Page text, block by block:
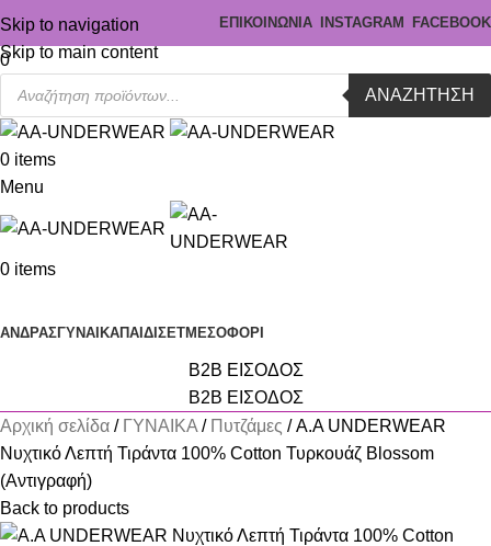
Skip to navigation
Skip to main content
ΕΠΙΚΟΙΝΩΝΙΑ INSTAGRAM FACEBOOK
0
ΑΝΑΖΉΤΗΣΗ
0 items
Menu
0 items
ΑΝΔΡΑΣΓΥΝΑΙΚΑΠΑΙΔΙ ΣΕΤΜΕΣΟΦΟΡΙ
B2B ΕΙΣΟΔΟΣ
B2B ΕΙΣΟΔΟΣ
Αρχική σελίδα
ΓΥΝΑΙΚΑ Πυτζάμες
A.A UNDERWEAR
Νυχτικό Λεπτή Τιράντα 100% Cotton Τυρκουάζ Blossom
(Αντιγραφή)
Back to products